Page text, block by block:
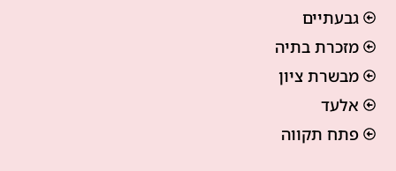
גבעתיים
מזכרת בתיה
מבשרת ציון
אלעד
פתח תקווה